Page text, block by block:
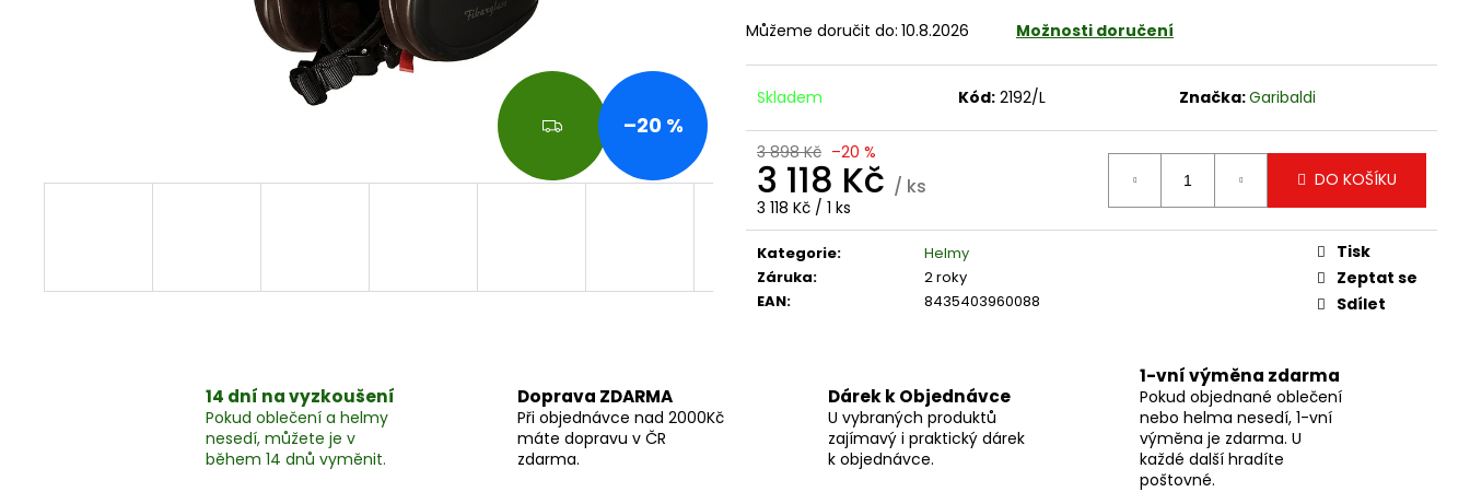
Můžeme doručit do: 10.8.2026 Možnosti doručení
Skladem Kód: 2192/L Značka:Garibaldi
3 898 Kč –20 %
3 118 Kč / ks
Měrná
cena:
3 118 Kč / 1 ks
DO KOŠÍKU
Kategorie:
Helmy
Záruka:
2 roky
EAN: 8435403960088
Tisk
Zeptat se
Sdílet
Z
R
–20 %
14 dní na vyzkoušení
Pokud oblečení a helmy
nesedí, můžete je v
během 14 dnů vyměnit.
Doprava ZDARMA
Při objednávce nad 2000Kč
máte dopravu v ČR
zdarma.
Dárek k Objednávce
U vybraných produktů
zajímavý i praktický dárek
k objednávce.
1-vní výměna zdarma
Pokud objednané oblečení
nebo helma nesedí, 1-vní
výměna je zdarma. U
každé další hradíte
poštovné.
ERBALDIMOTO
4 549 Kč
VODĚ ODOLNÉ